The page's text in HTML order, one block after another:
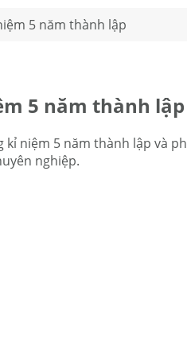
5 năm thành lập
5 năm thành lập
kỉ niệm 5 năm thành lập
nghiệp.